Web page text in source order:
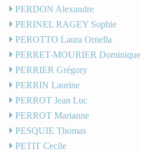
PERDON Alexandre
PERINEL RAGEY Sophie
PEROTTO Laura Ornella
PERRET-MOURIER Dominique
PERRIER Grégory
PERRIN Laurine
PERROT Jean Luc
PERROT Marianne
PESQUIE Thomas
PETIT Cecile